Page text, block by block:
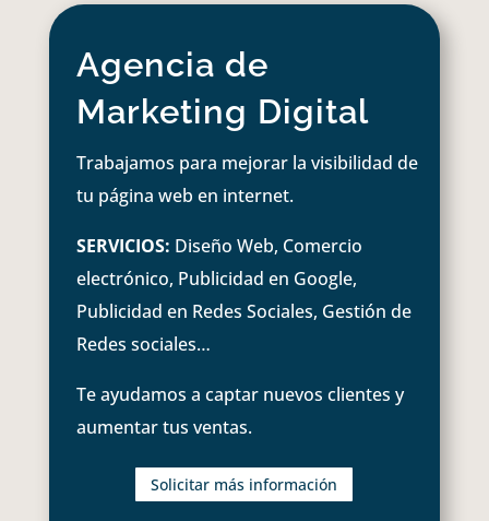
Agencia de
Marketing Digital
Trabajamos para mejorar la visibilidad de
tu página web en internet.
SERVICIOS: Diseño Web, Comercio
electrónico, Publicidad en Google,
Publicidad en Redes Sociales, Gestión de
Redes sociales…
Te ayudamos a captar nuevos clientes y
aumentar tus ventas.
Solicitar más información